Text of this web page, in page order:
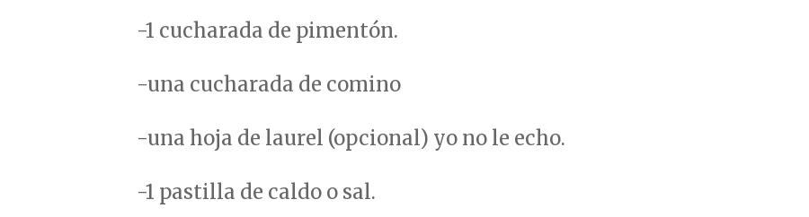
-1 cucharada de pimentón.
-una cucharada de comino
-una hoja de laurel (opcional) yo no le echo.
-1 pastilla de caldo o sal.